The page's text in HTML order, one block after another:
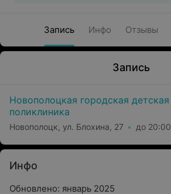
Запись Инфо Отзывы
Запись
Новополоцкая городская детская
поликлиника
Новополоцк, ул. Блохина, 27 до 20:00
Инфо
Обновлено: январь 2025